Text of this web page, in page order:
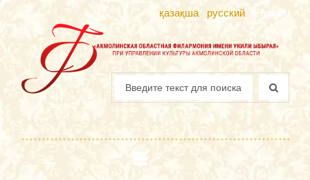
қазақша русский English